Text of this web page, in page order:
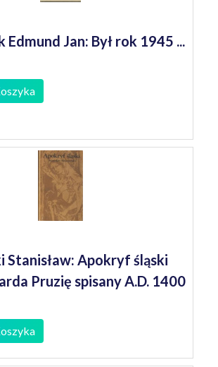
Edmund Jan: Był rok 1945 ...
Stanisław: Apokryf śląski
Pruzię spisany A.D. 1400